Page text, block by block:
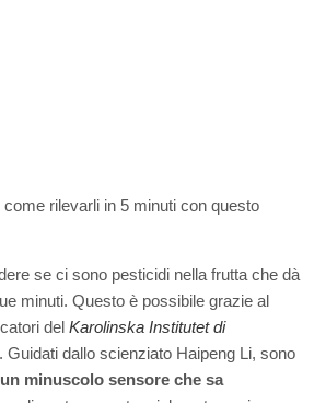
rilevarli in 5 minuti con questo
se ci sono pesticidi nella frutta che dà
minuti. Questo è possibile grazie al
del Karolinska Institutet di
Guidati dallo scienziato Haipeng Li, sono
un minuscolo sensore che sa